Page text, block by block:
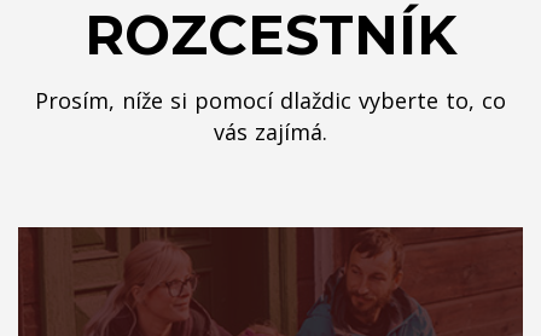
ROZCESTNÍK
Prosím, níže si pomocí dlaždic vyberte to, co
vás zajímá.